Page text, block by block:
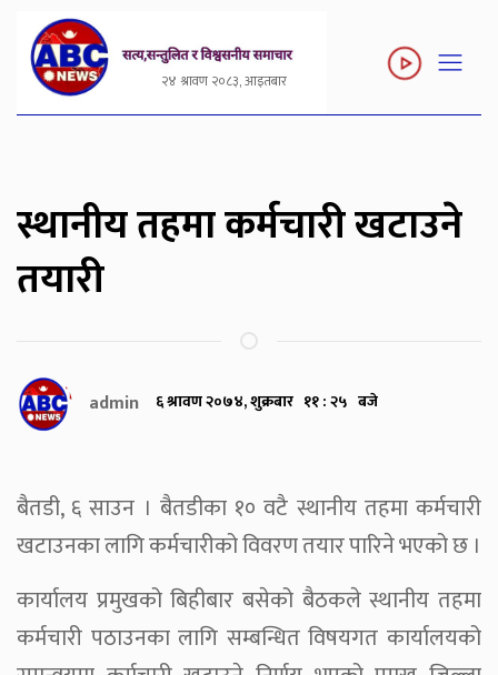
२४ श्रावण २०८३, आइतबार
स्थानीय तहमा कर्मचारी खटाउने
तयारी
admin ६ श्रावण २०७४, शुक्रबार ११ : २५ बजे
बैतडी, ६ साउन । बैतडीका १० वटै स्थानीय तहमा कर्मचारी
खटाउनका लागि कर्मचारीको विवरण तयार पारिने भएको छ ।
कार्यालय प्रमुखको बिहीबार बसेको बैठकले स्थानीय तहमा
कर्मचारी पठाउनका लागि सम्बन्धित विषयगत कार्यालयको